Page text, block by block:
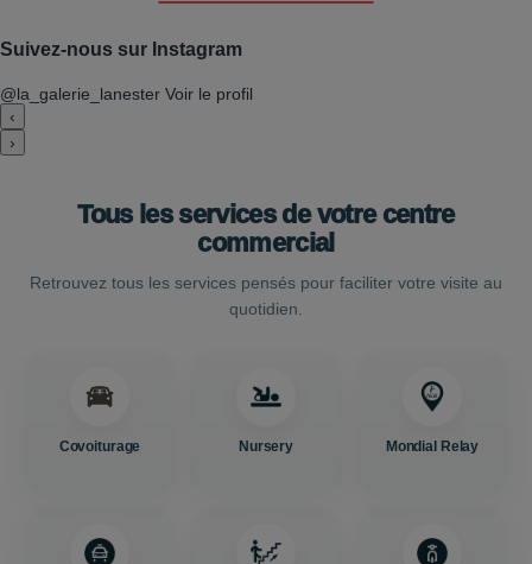
Suivez-nous sur Instagram
@la_galerie_lanester Voir le profil
‹
›
Tous les services de votre centre
commercial
Retrouvez tous les services pensés pour faciliter votre visite au
quotidien.
Covoiturage Nursery Mondial Relay